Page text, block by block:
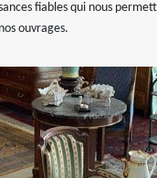
fiables qui nous
ouvrages.